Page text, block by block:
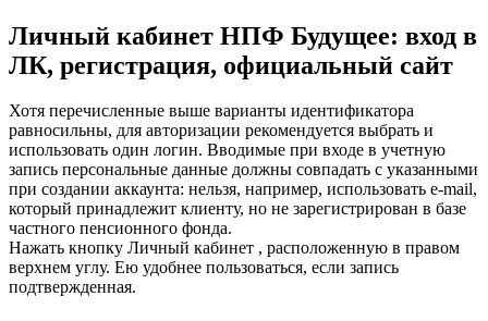
Личный кабинет НПФ Будущее: вход в
ЛК, регистрация, официальный сайт
Хотя перечисленные выше варианты идентификатора
равносильны, для авторизации рекомендуется выбрать и
использовать один логин. Вводимые при входе в учетную
запись персональные данные должны совпадать с указанными
при создании аккаунта: нельзя, например, использовать e-mail,
который принадлежит клиенту, но не зарегистрирован в базе
частного пенсионного фонда.
Нажать кнопку Личный кабинет , расположенную в правом
верхнем углу. Ею удобнее пользоваться, если запись
подтвержденная.